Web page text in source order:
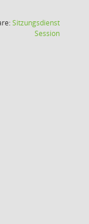
Sitzungsdienst
Session(Wird in